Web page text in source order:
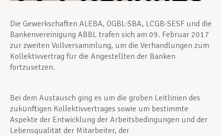
Die Gewerkschaften ALEBA, OGBL-SBA, LCGB-SESF und die
Bankenvereinigung ABBL trafen sich am 09. Februar 2017
zur zweiten Vollversammlung, um die Verhandlungen zum
Kollektivvertrag für die Angestellten der Banken
fortzusetzen.
Bei dem Austausch ging es um die groben Leitlinien des
zukünftigen Kollektivvertrages sowie um bestimmte
Aspekte der Entwicklung der Arbeitsbedingungen und der
Lebensqualität der Mitarbeiter, der